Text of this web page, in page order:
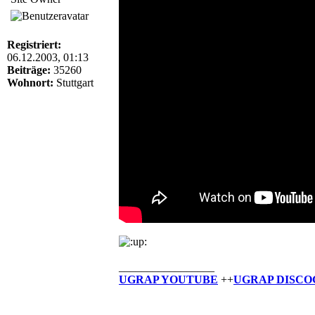
Registriert:
06.12.2003, 01:13
Beiträge: 35260
Wohnort: Stuttgart
UGRAP YOUTUBE ++UGRAP